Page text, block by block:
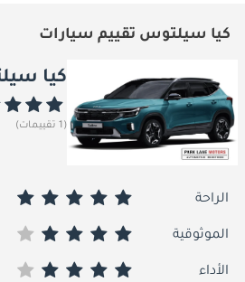
كيا سيلتوس تقييم سيارات
كيا
(1 تقييمات)
الراحة
الموثوقية
الأداء